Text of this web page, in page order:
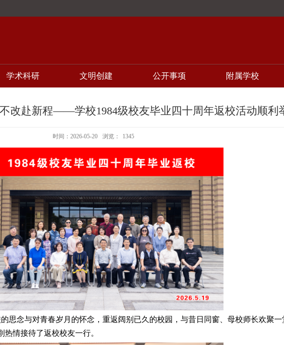
学术科研 文明创建 公开事项 附属学校
改赴新程——学校1984级校友毕业四十周年返校活动顺利
时间：2026-05-20 浏览： 1345
思念与对青春岁月的怀念，重返阔别已久的校园，与昔日同窗、母校师长欢聚
情接待了返校校友一行。